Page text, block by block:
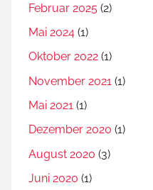
Februar 2025 (2)
Mai 2024 (1)
Oktober 2022 (1)
November 2021 (1)
Mai 2021 (1)
Dezember 2020 (1)
August 2020 (3)
Juni 2020 (1)